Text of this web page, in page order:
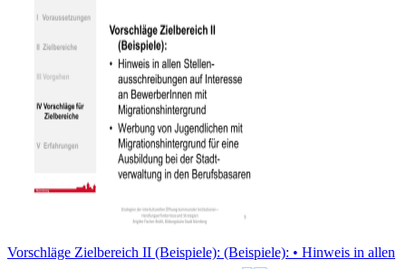
Vorschläge Zielbereich II (Beispiele): (Beispiele): • Hinweis in allen